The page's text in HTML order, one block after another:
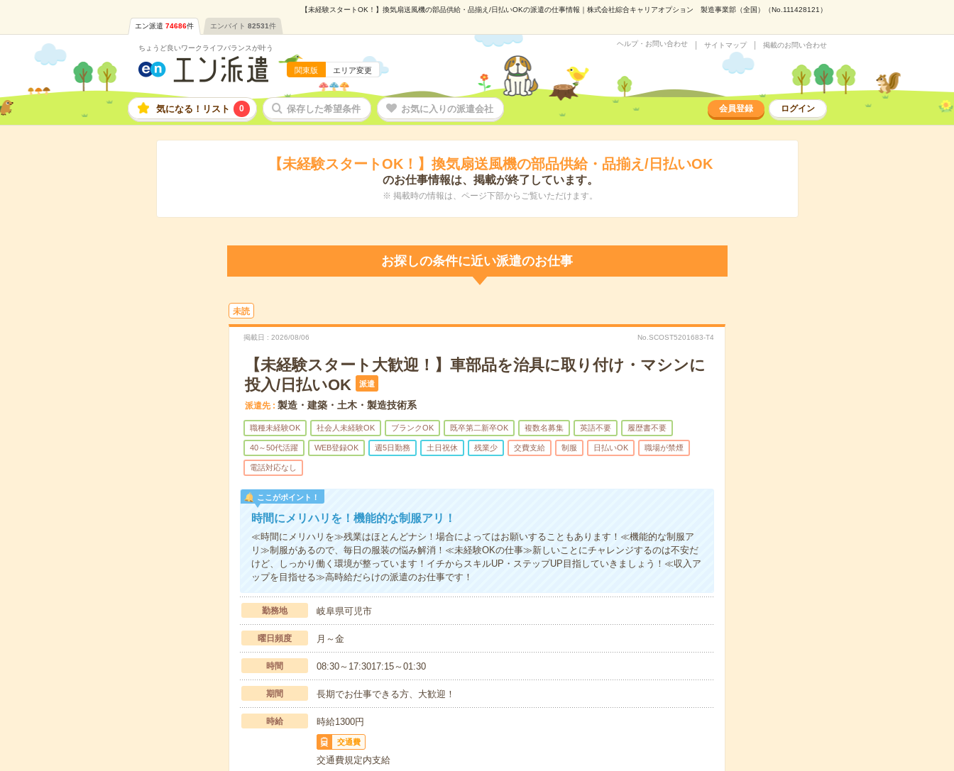
【未経験スタートOK！】換気扇送風機の部品供給・品揃え/日払いOKの派遣の仕事情報｜株式会社綜合キャリアオプション 製造事業部（全国）（No.111428121）
エン派遣 74686件 エンバイト 82531件
ちょうど良いワークライフバランスが叶う
関東版 エリア変更
ヘルプ・お問い合わせ サイトマップ 掲載のお問い合わせ
気になる！リスト 0 保存した希望条件 お気に入りの派遣会社 会員登録 ログイン
【未経験スタートOK！】換気扇送風機の部品供給・品揃え/日払いOK
のお仕事情報は、掲載が終了しています。
※ 掲載時の情報は、ページ下部からご覧いただけます。
お探しの条件に近い派遣のお仕事
未読
掲載日 2026/08/06 No.SCOST5201683-T4
【未経験スタート大歓迎！】車部品を治具に取り付け・マシンに
投入/日払いOK
派遣
派遣先 製造・建築・土木・製造技術系
職種未経験OK 社会人未経験OK ブランクOK 既卒第二新卒OK 複数名募集 英語不要 履歴書不要
40～50代活躍 WEB登録OK 週5日勤務 土日祝休 残業少 交費支給 制服 日払いOK 職場が禁煙
電話対応なし
ここがポイント！
時間にメリハリを！機能的な制服アリ！
≪時間にメリハリを≫残業はほとんどナシ！場合によってはお願いすることもあります！≪機能的な制服ア
リ≫制服があるので、毎日の服装の悩み解消！≪未経験OKの仕事≫新しいことにチャレンジするのは不安だ
けど、しっかり働く環境が整っています！イチからスキルUP・ステップUP目指していきましょう！≪収入ア
ップを目指せる≫高時給だらけの派遣のお仕事です！
勤務地 岐阜県可児市
曜日頻度 月～金
時間 08:30～17:3017:15～01:30
期間 長期でお仕事できる方、大歓迎！
時給 時給1300円
交通費
交通費規定内支給